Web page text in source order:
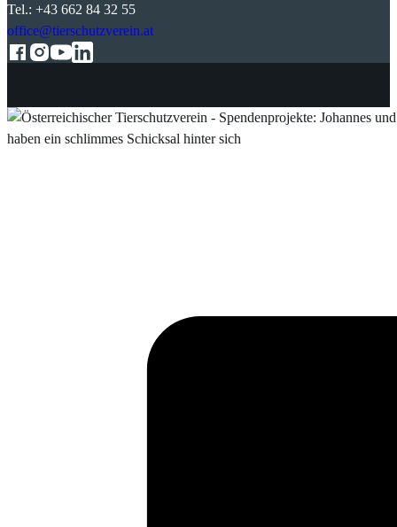
Tel.: +43 662 84 32 55
office@tierschutzverein.at
Follow us on Facebook
Follow us on Instagram
Follow us on YouTube
Follow us on LinkedIn